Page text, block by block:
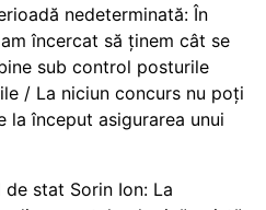
nedeterminată: În
încercat să ținem cât se
sub control posturile
/ La niciun concurs nu poți
la început asigurarea unui
de stat Sorin Ion: La